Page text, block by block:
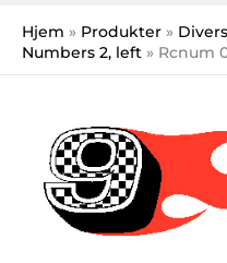
Hjem Produkter
Numbers 2, left
Rcnum